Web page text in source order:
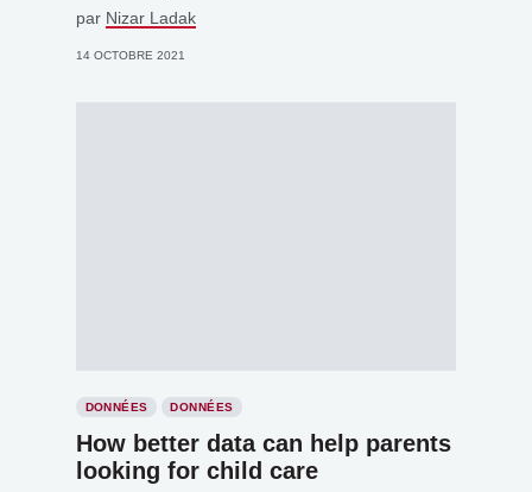
par Nizar Ladak
14 OCTOBRE 2021
DONNÉES DONNÉES
How better data can help parents
looking for child care